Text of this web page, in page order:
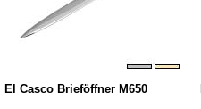
El Casco Brieföffner M650